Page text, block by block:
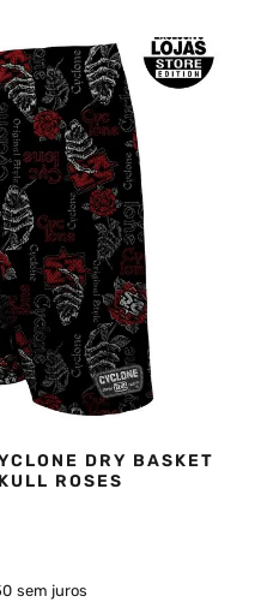
DRY BASKET
ROSES
sem juros